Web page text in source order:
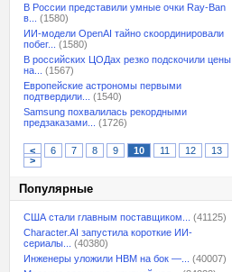
В России представили умные очки Ray-Ban
в...
(1580)
ИИ-модели OpenAI тайно скоординировали
побег...
(1580)
В российских ЦОДах резко подскочили цены
на...
(1567)
Европейские астрономы первыми
подтвердили...
(1540)
Samsung похвалилась рекордными
предзаказами...
(1726)
< 6 7 8 9 10 11 12
13
>
Популярные
США стали главным поставщиком...
(41125)
Character.AI запустила короткие ИИ-
сериалы...
(40380)
Инженеры уложили HBM на бок —...
(40007)